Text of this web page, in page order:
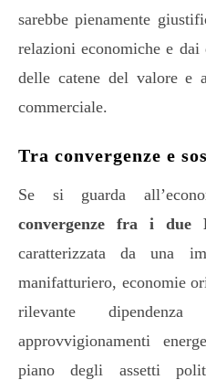
sarebbe pienamente
relazioni economiche e
delle catene del valore e
commerciale.
Tra convergenze e
Se si guarda
convergenze fra i due
caratterizzata da una
manifatturiero, economie
rilevante
approvvigionamenti
piano degli assetti